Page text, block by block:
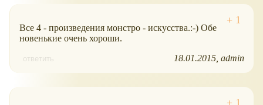
Все 4 - произведения монстро - искусства.:-) Обе
новенькие очень хороши.
ответить 18.01.2015 admin